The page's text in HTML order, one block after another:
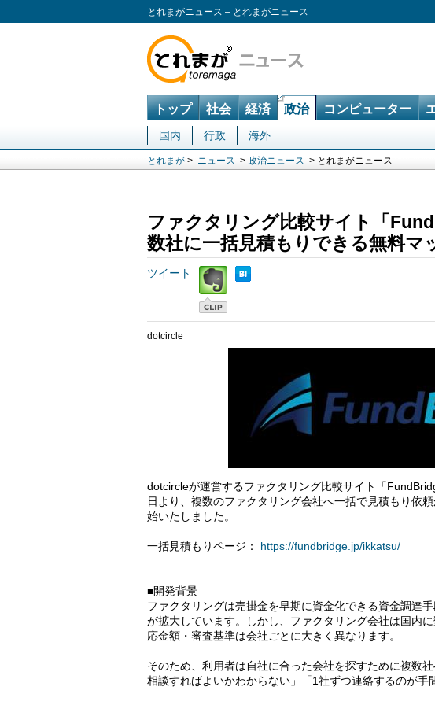
とれまがニュース – とれまがニュース
トップ 社会 経済 政治 コンピューター
国内 行政 海外
とれまが > ニュース > 政治ニュース > とれまがニュース
ファクタリング比較サイト「
数社に一括見積もりできる無料マ
ツイート
dotcircle
dotcircleが運営するファクタリング比較サイト「
日より、複数のファクタリング会社へ一括で見積もり依
始いたしました。
一括見積もりページ： https://fundbridge.jp/ikkatsu/
■開発背景
ファクタリングは売掛金を早期に資金化できる資金調達
が拡大しています。しかし、ファクタリング会社は国内
応金額・審査基準は会社ごとに大きく異なります。
そのため、利用者は自社に合った会社を探すために複数
相談すればよいかわからない」「1社ずつ連絡するのが手